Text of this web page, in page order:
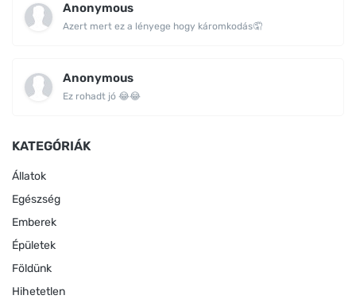
Anonymous
Azert mert ez a lényege hogy káromkodás🤦
Anonymous
Ez rohadt jó 😂😂
KATEGÓRIÁK
Állatok
Egészség
Emberek
Épületek
Földünk
Hihetetlen